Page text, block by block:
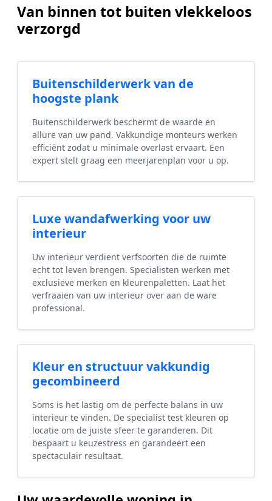
Van binnen tot buiten vlekkeloos
verzorgd
Buitenschilderwerk van de
hoogste plank
Buitenschilderwerk beschermt de waarde en
allure van uw pand. Vakkundige monteurs werken
efficiënt zodat u minimale overlast ervaart. Een
expert stelt graag een meerjarenplan voor u op.
Luxe wandafwerking voor uw
interieur
Uw interieur verdient verfsoorten die de ruimte
echt tot leven brengen. Specialisten werken met
exclusieve merken en kleurenpaletten. Laat het
verfraaien van uw interieur over aan de ware
professional.
Kleur en structuur vakkundig
gecombineerd
Soms is het lastig om de perfecte balans in uw
interieur te vinden. De specialist test kleuren op
locatie om de juiste sfeer te garanderen. Dit
bespaart u keuzestress en garandeert een
spectaculair resultaat.